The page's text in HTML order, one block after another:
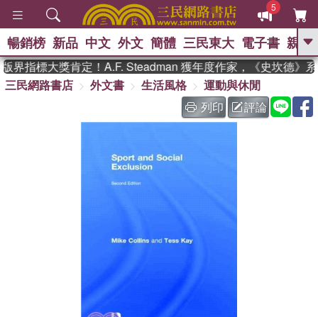
5
GO
熱搜： 東野圭吾 、 The Odyssey
、 如果歷史是一群喵 、 暑期
國際布克獎 臺灣漫遊錄 、 方
暢銷榜 新品 中文 外文 簡體 三民東大 電子書 親子
界指標大獎肯定！A.F. Steadman 獲年度作家，《史坎德》系
三民網路書店
外文書 生活風格
運動與休閒
列印
評論